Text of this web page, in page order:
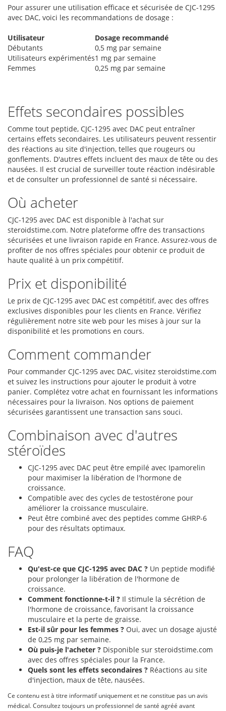
Pour assurer une utilisation efficace et sécurisée de CJC-1295
avec DAC, voici les recommandations de dosage :
Utilisateur
Dosage recommandé
Débutants
0,5 mg par semaine
Utilisateurs expérimentés1 mg par semaine
Femmes
0,25 mg par semaine
Effets secondaires possibles
Comme tout peptide, CJC-1295 avec DAC peut entraîner
certains effets secondaires. Les utilisateurs peuvent ressentir
des réactions au site d'injection, telles que rougeurs ou
gonflements. D'autres effets incluent des maux de tête ou des
nausées. Il est crucial de surveiller toute réaction indésirable
et de consulter un professionnel de santé si nécessaire.
Où acheter
CJC-1295 avec DAC est disponible à l'achat sur
steroidstime.com. Notre plateforme offre des transactions
sécurisées et une livraison rapide en France. Assurez-vous de
profiter de nos offres spéciales pour obtenir ce produit de
haute qualité à un prix compétitif.
Prix et disponibilité
Le prix de CJC-1295 avec DAC est compétitif, avec des offres
exclusives disponibles pour les clients en France. Vérifiez
régulièrement notre site web pour les mises à jour sur la
disponibilité et les promotions en cours.
Comment commander
Pour commander CJC-1295 avec DAC, visitez steroidstime.com
et suivez les instructions pour ajouter le produit à votre
panier. Complétez votre achat en fournissant les informations
nécessaires pour la livraison. Nos options de paiement
sécurisées garantissent une transaction sans souci.
Combinaison avec d'autres
stéroïdes
CJC-1295 avec DAC peut être empilé avec Ipamorelin
pour maximiser la libération de l'hormone de
croissance.
Compatible avec des cycles de testostérone pour
améliorer la croissance musculaire.
Peut être combiné avec des peptides comme GHRP-6
pour des résultats optimaux.
FAQ
Qu'est-ce que CJC-1295 avec DAC ? Un peptide modifié
pour prolonger la libération de l'hormone de
croissance.
Comment fonctionne-t-il ? Il stimule la sécrétion de
l'hormone de croissance, favorisant la croissance
musculaire et la perte de graisse.
Est-il sûr pour les femmes ? Oui, avec un dosage ajusté
de 0,25 mg par semaine.
Où puis-je l'acheter ? Disponible sur steroidstime.com
avec des offres spéciales pour la France.
Quels sont les effets secondaires ? Réactions au site
d'injection, maux de tête, nausées.
Ce contenu est à titre informatif uniquement et ne constitue pas un avis
médical. Consultez toujours un professionnel de santé agréé avant